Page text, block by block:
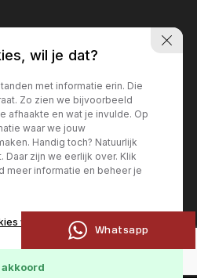
Whatsapp
wil je dat?
met informatie erin. Die
Zo zien we bijvoorbeeld
afhaakte en wat je invulde. Op
waar we jouw
Handig toch? Natuurlijk
zijn we eerlijk over. Klik
meer informatie en beheer je
weigeren
akkoord